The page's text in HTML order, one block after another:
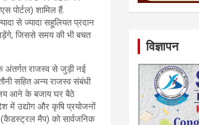
पोर्टल) शामिल हैं.
से ज्यादा सहूलियत प्रदान
पड़ेंगे, जिससे समय की भी बचत
अंतर्गत राजस्व से जुड़ी नई
सहित अन्य राजस्व संबंधी
आने के बजाय घर बैठे
में उद्योग और कृषि प्रयोजनों
(कैडस्ट्रल मैप) को सार्वजनिक
विज्ञापन